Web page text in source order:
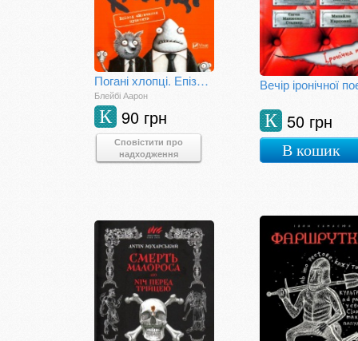
Погані хлопці. Епізод "Мовчання цуценят"
Блейбі Аарон
90 грн
К
Сповістити про
надходження
50 грн
К
В кошик